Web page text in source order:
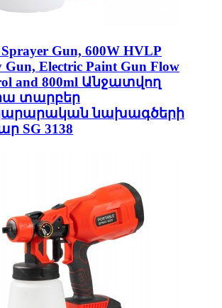
Gun, 600W HVLP
Gun, Electric Paint Gun Flow
and 800ml Անջատվող
տարբեր
նախագծերի
SG 3138